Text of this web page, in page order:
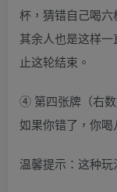
杯，猜错自己喝六
其余人也是这样
止这轮结束。
④ 第四张牌（右数
如果你错了，你喝
温馨提示：这种